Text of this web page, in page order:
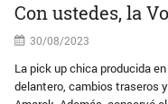
Con ustedes, la
30/08/2023
La pick up chica producida
delantero, cambios traseros